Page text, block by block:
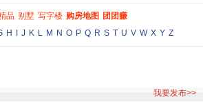
品 别墅 写字楼 购房地图
团团赚
H J K L M N O P Q R S T U V W X Y Z
我要发布>>